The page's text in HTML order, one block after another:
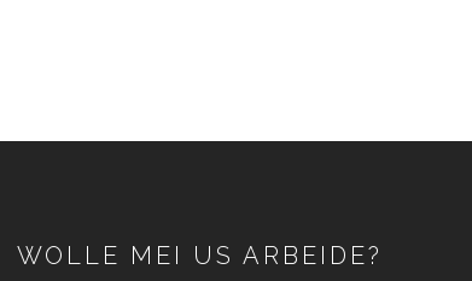
WOLLE MEI US ARBEIDE?